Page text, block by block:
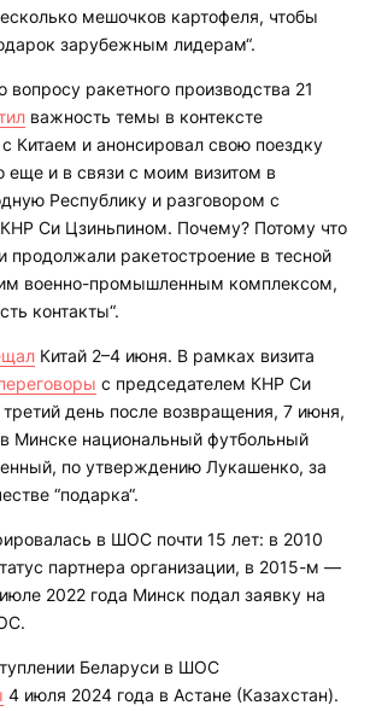
мешочков картофеля, чтобы
зарубежным лидерам“.
вопросу ракетного производства 21
важность темы в контексте
Китаем и анонсировал свою поездку
еще и в связи с моим визитом в
Республику и разговором с
Си Цзиньпином. Почему? Потому что
продолжали ракетостроение в тесной
военно-промышленным комплексом,
контакты“.
Китай 2–4 июня. В рамках визита
с председателем КНР Си
день после возвращения, 7 июня,
в Минске национальный футбольный
по утверждению Лукашенко, за
“подарка“.
в ШОС почти 15 лет: в 2010
партнера организации, в 2015-м —
2022 года Минск подал заявку на
Беларуси в ШОС
4 июля 2024 года в Астане (Казахстан).